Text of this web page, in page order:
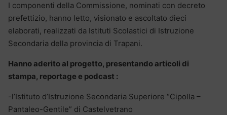
I componenti della Commissione, nominati con decreto
prefettizio, hanno letto, visionato e ascoltato dieci
elaborati, realizzati da Istituti Scolastici di Istruzione
Secondaria della provincia di Trapani.
Hanno aderito al progetto, presentando articoli di
stampa, reportage e podcast :
-l’Istituto d’Istruzione Secondaria Superiore “Cipolla –
Pantaleo-Gentile” di Castelvetrano